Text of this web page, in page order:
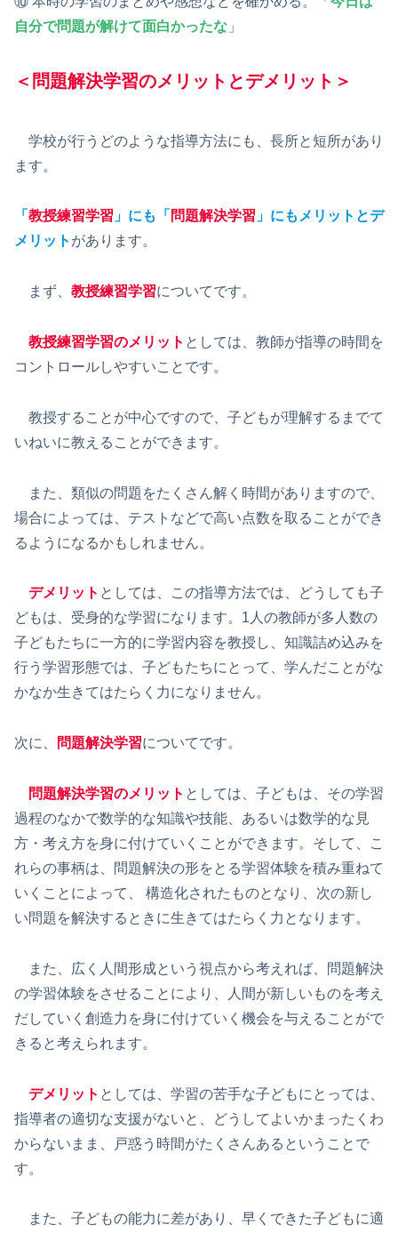
自分で問題が解けて面白かったな 」
＜問題解決学習のメリットとデメリット＞
学校が行うどのような指導方法にも、長所と短所があり
ます。
「 教授練習学習 」にも「 問題解決学習 」にもメリットとデ
メリット があります。
まず、 教授練習学習についてです。
教授練習学習のメリット としては、教師が指導の時間を
コントロールしやすいことです。
教授することが中心ですので、子どもが理解するまでて
いねいに教えることができます。
また、類似の問題をたくさん解く時間がありますので、
場合によっては、テストなどで高い点数を取ることができ
るようになるかもしれません。
デメリット としては、この指導方法では、どうしても子
どもは、受身的な学習になります。1人の教師が多人数の
子どもたちに一方的に学習内容を教授し、知識詰め込みを
行う学習形態では、子どもたちにとって、学んだことがな
かなか生きてはたらく力になりません。
次に、 問題解決学習についてです。
問題解決学習のメリット としては、子どもは、その学習
過程のなかで数学的な知識や技能、あるいは数学的な見
方・考え方を身に付けていくことができます。そして、こ
れらの事柄は、問題解決の形をとる学習体験を積み重ねて
いくことによって、 構造化されたものとなり、次の新し
い問題を解決するときに生きてはたらく力となります。
また、広く人間形成という視点から考えれば、問題解決
の学習体験をさせることにより、人間が新しいものを考え
だしていく創造力を身に付けていく機会を与えることがで
きると考えられます。
デメリット としては、学習の苦手な子どもにとっては、
指導者の適切な支援がないと、どうしてよいかまったくわ
からないまま、戸惑う時間がたくさんあるということで
す。
また、子どもの能力に差があり、早くできた子どもに適